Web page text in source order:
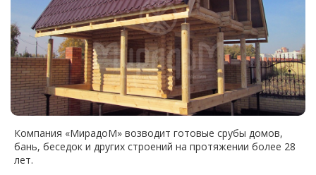
Компания «МирадоМ» возводит готовые срубы домов,
бань, беседок и других строений на протяжении более 28
лет.